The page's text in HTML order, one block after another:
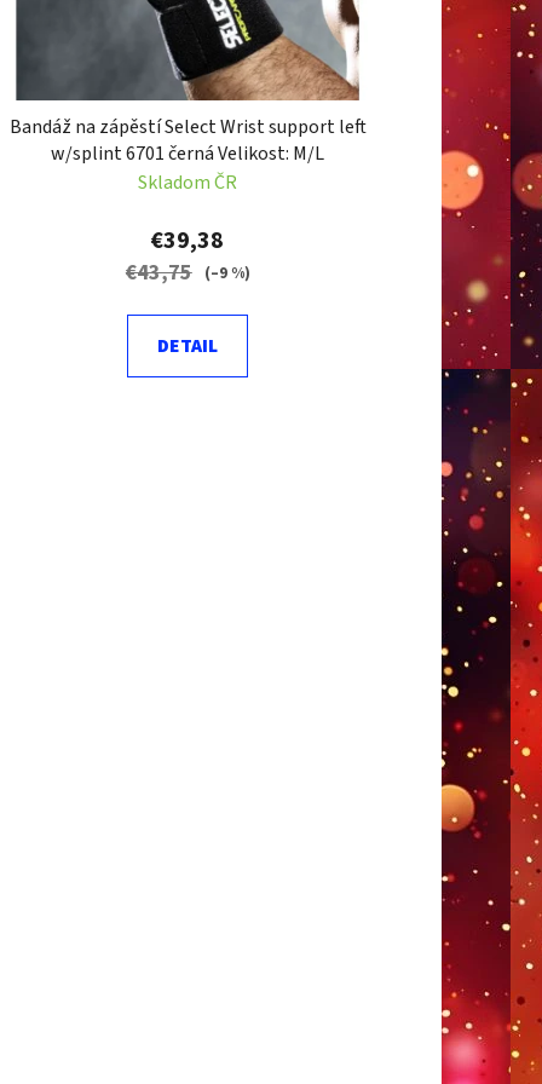
o
Bandáž na zápěstí Select Wrist support left
w/splint 6701 černá Velikost: M/L
Skladom ČR
€39,38
€43,75 (–9 %)
DETAIL